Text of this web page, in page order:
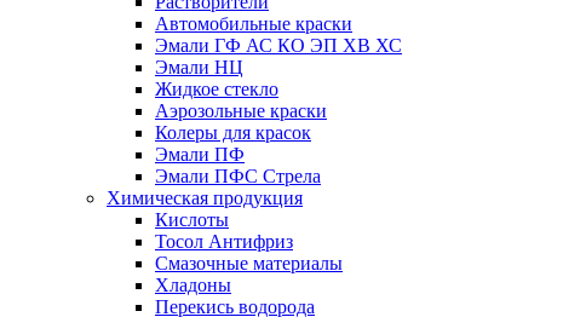
Автомобильные краски
Эмали ГФ АС КО ЭП ХВ ХС
Эмали НЦ
Жидкое стекло
Аэрозольные краски
Колеры для красок
Эмали ПФ
Эмали ПФС Стрела
Химическая продукция
Кислоты
Тосол Антифриз
Смазочные материалы
Хладоны
Перекись водорода